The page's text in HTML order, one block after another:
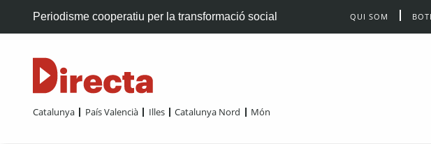
Periodisme cooperatiu per la transformació social QUI SOM
Catalunya País Valencià Illes Catalunya Nord Món